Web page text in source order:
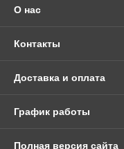
О нас
Контакты
Доставка и оплата
График работы
Полная версия сайта